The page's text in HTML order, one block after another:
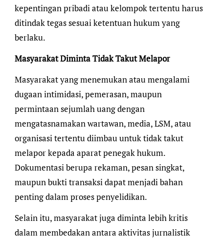
kepentingan pribadi atau kelompok tertentu harus
ditindak tegas sesuai ketentuan hukum yang
berlaku.
Masyarakat Diminta Tidak Takut Melapor
Masyarakat yang menemukan atau mengalami
dugaan intimidasi, pemerasan, maupun
permintaan sejumlah uang dengan
mengatasnamakan wartawan, media, LSM, atau
organisasi tertentu diimbau untuk tidak takut
melapor kepada aparat penegak hukum.
Dokumentasi berupa rekaman, pesan singkat,
maupun bukti transaksi dapat menjadi bahan
penting dalam proses penyelidikan.
Selain itu, masyarakat juga diminta lebih kritis
dalam membedakan antara aktivitas jurnalistik